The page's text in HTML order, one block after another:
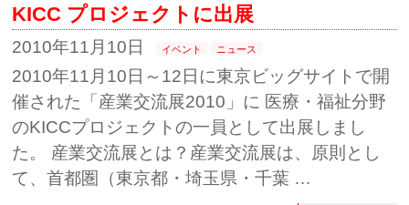
KICC プロジェクトに出展
2010年11月10日 イベント ニュース
2010年11月10日～12日に東京ビッグサイトで開
催された「産業交流展2010」に 医療・福祉分野
のKICCプロジェクトの一員として出展しまし
た。 産業交流展とは？産業交流展は、原則とし
て、首都圏（東京都・埼玉県・千葉 …